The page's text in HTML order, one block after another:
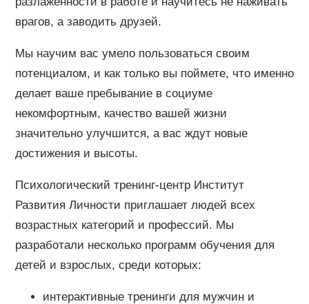
врагов, а заводить друзей.
Мы научим вас умело пользоваться своим
потенциалом, и как только вы поймете, что именно
делает ваше пребывание в социуме
некомфортным, качество вашей жизни
значительно улучшится, а вас ждут новые
достижения и высоты.
Психологический тренинг-центр Институт
Развития Личности приглашает людей всех
возрастных категорий и профессий. Мы
разработали несколько программ обучения для
детей и взрослых, среди которых:
интерактивные тренинги для мужчин и